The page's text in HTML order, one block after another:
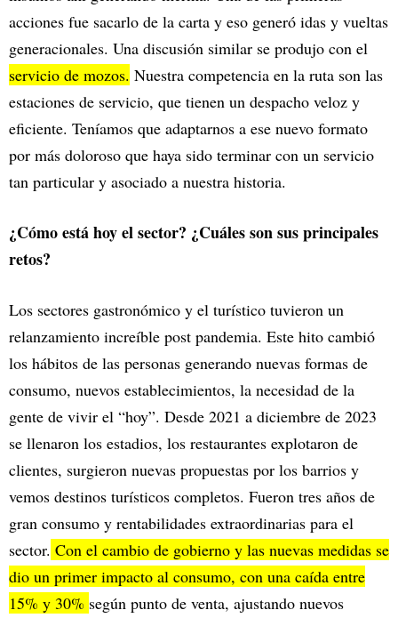
acciones fue sacarlo de la carta y eso generó idas y vueltas
generacionales. Una discusión similar se produjo con el
servicio de mozos. Nuestra competencia en la ruta son las
estaciones de servicio, que tienen un despacho veloz y
eficiente. Teníamos que adaptarnos a ese nuevo formato
por más doloroso que haya sido terminar con un servicio
tan particular y asociado a nuestra historia.
¿Cómo está hoy el sector? ¿Cuáles son sus principales
retos?
Los sectores gastronómico y el turístico tuvieron un
relanzamiento increíble post pandemia. Este hito cambió
los hábitos de las personas generando nuevas formas de
consumo, nuevos establecimientos, la necesidad de la
gente de vivir el “hoy”. Desde 2021 a diciembre de 2023
se llenaron los estadios, los restaurantes explotaron de
clientes, surgieron nuevas propuestas por los barrios y
vemos destinos turísticos completos. Fueron tres años de
gran consumo y rentabilidades extraordinarias para el
sector. Con el cambio de gobierno y las nuevas medidas se
dio un primer impacto al consumo, con una caída entre
15% y 30% según punto de venta, ajustando nuevos